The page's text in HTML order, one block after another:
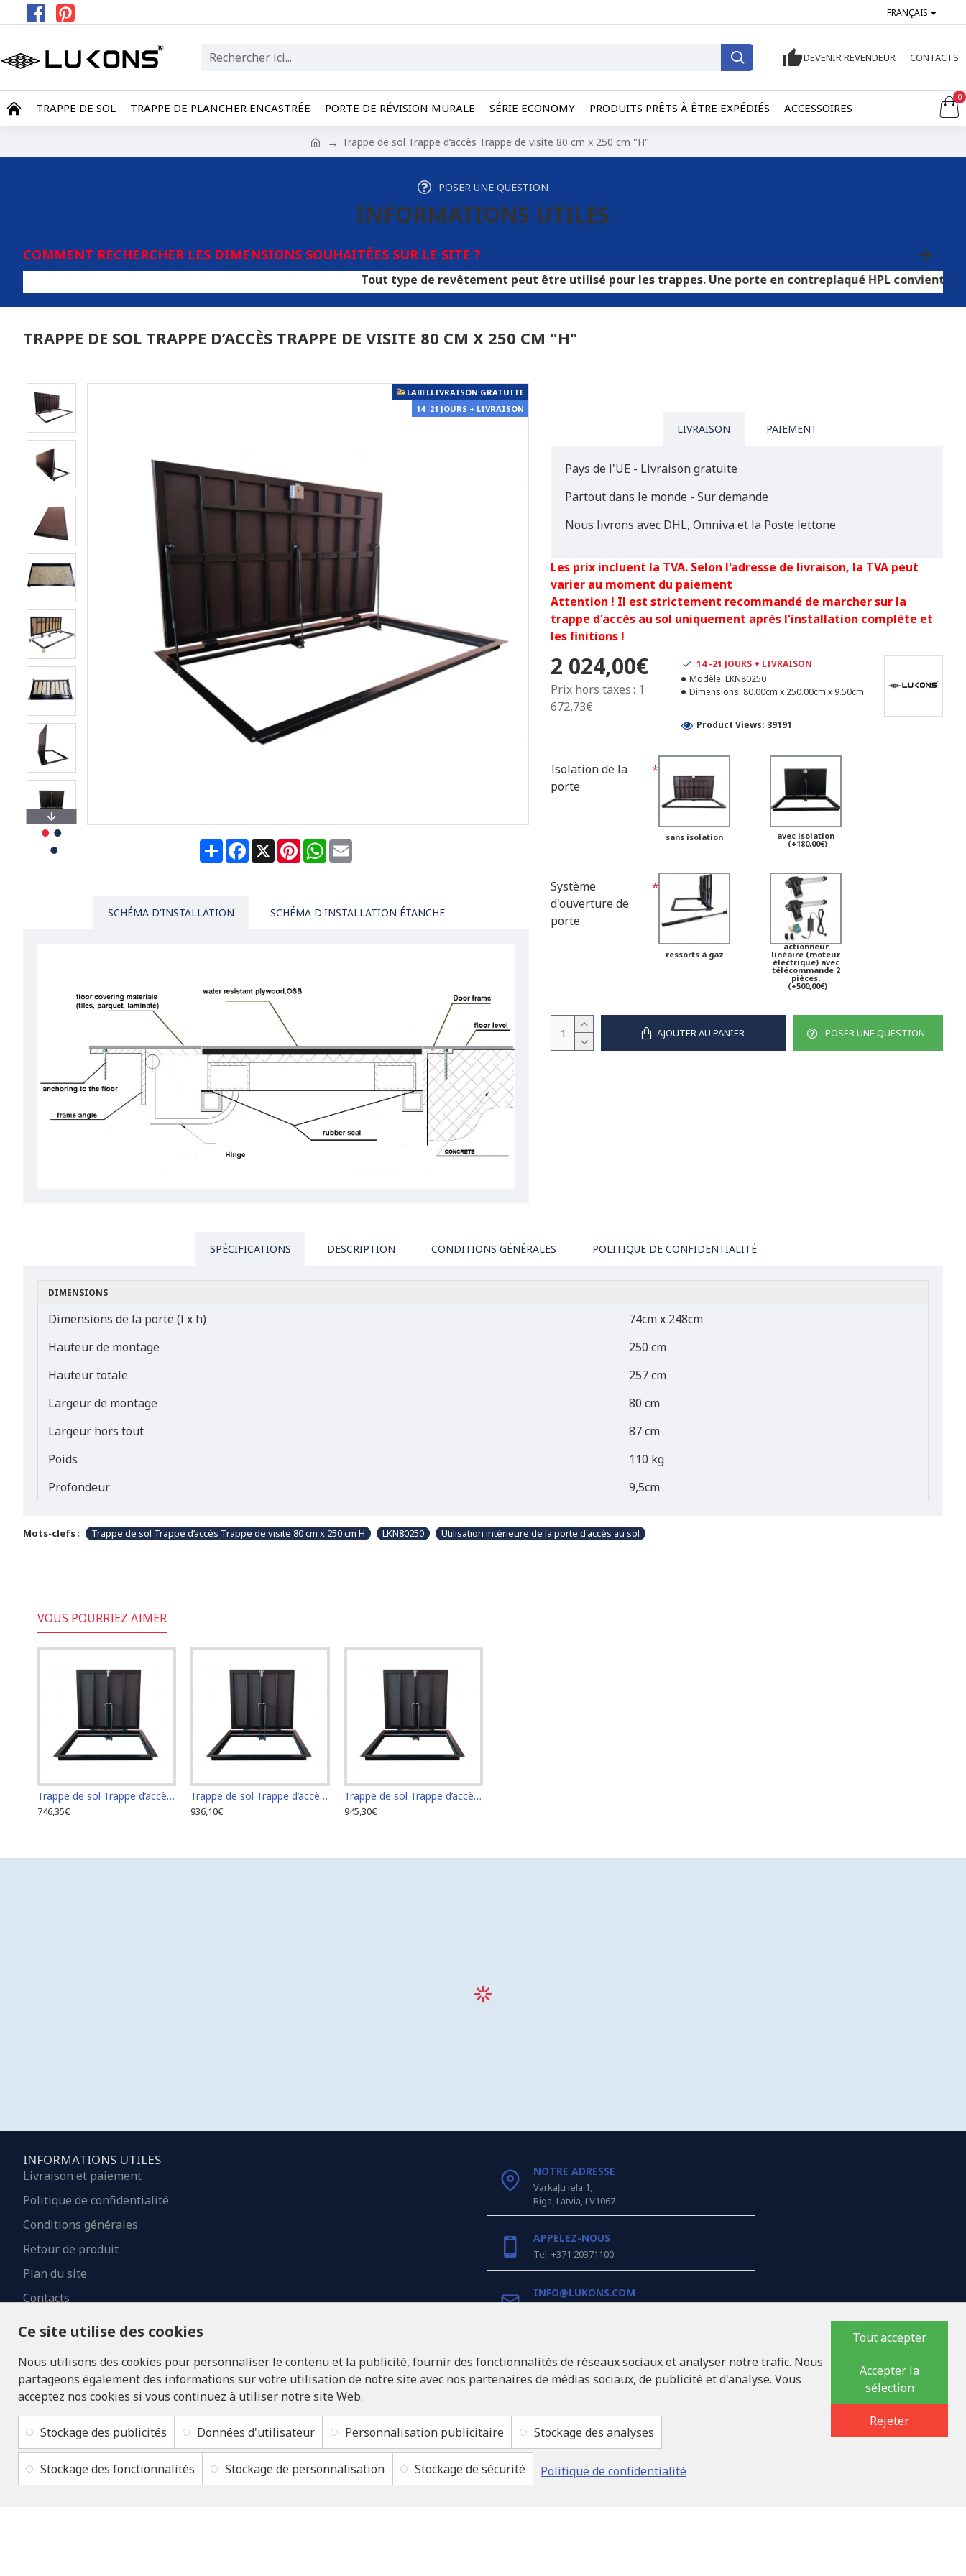
FRANÇAIS
DEVENIR REVENDEUR CONTACTS
TRAPPE DE SOL TRAPPE DE PLANCHER ENCASTRÉE PORTE DE RÉVISION MURALE SÉRIE ECONOMY PRODUITS PRÊTS À ÊTRE EXPÉDIÉS ACCESSOIRES
0
Trappe de sol Trappe d’accès Trappe de visite 80 cm x 250 cm "H"
POSER UNE QUESTION
INFORMATIONS UTILES
COMMENT RECHERCHER LES DIMENSIONS SOUHAITÉES SUR LE SITE ?
Tout type de revêtement peut être utilisé pour les trappes. Une porte en contreplaqué HPL convient aux sols
TRAPPE DE SOL TRAPPE D’ACCÈS TRAPPE DE VISITE 80 CM X 250 CM "H"
LABELLIVRAISON GRATUITE
14 -21 JOURS + LIVRAISON
ShareFacebook
X PinterestWhatsApp
Email
SCHÉMA D'INSTALLATION SCHÉMA D'INSTALLATION ÉTANCHE
LIVRAISON PAIEMENT
Pays de l'UE - Livraison gratuite
Partout dans le monde - Sur demande
Nous livrons avec DHL, Omniva et la Poste lettone
Les prix incluent la TVA. Selon l'adresse de livraison, la TVA peut
varier au moment du paiement
Attention ! Il est strictement recommandé de marcher sur la
trappe d'accès au sol uniquement après l'installation complète et
les finitions !
2 024,00€
Prix hors taxes : 1
672,73€
14 -21 JOURS + LIVRAISON
Modèle: LKN80250
Dimensions: 80.00cm x 250.00cm x 9.50cm
Product Views: 39191
Isolation de la
porte
sans isolation avec isolation
(+180,00€)
Système
d'ouverture de
porte
ressorts à gaz
actionneur
linéaire (moteur
électrique) avec
télécommande 2
pièces.
(+500,00€)
AJOUTER AU PANIER POSER UNE QUESTION
SPÉCIFICATIONS DESCRIPTION CONDITIONS GÉNÉRALES POLITIQUE DE CONFIDENTIALITÉ
DIMENSIONS
Dimensions de la porte (l x h)
74cm x 248cm
Hauteur de montage
250 cm
Hauteur totale
257 cm
Largeur de montage
80 cm
Largeur hors tout
87 cm
Poids
110 kg
Profondeur
9,5cm
Mots-clefs : Trappe de sol Trappe d’accès Trappe de visite 80 cm x 250 cm H LKN80250 Utilisation intérieure de la porte d'accès au sol
VOUS POURRIEZ AIMER
Trappe de sol Trappe d’accès Trappe de visite 60 cm x 60 cm
746,35€
Trappe de sol Trappe d’accès Trappe de visite 60 cm x 70 cm "H"
936,10€
Trappe de sol Trappe d’accès Trappe de visite 60 cm x 80 cm "H"
945,30€
INFORMATIONS UTILES
Livraison et paiement
Politique de confidentialité
Conditions générales
Retour de produit
Plan du site
Contacts
NOTRE ADRESSE
Varkaļu iela 1,
Riga, Latvia, LV1067
APPELEZ-NOUS
Tel: +371 20371100
INFO@LUKONS.COM
RITONE Sarl
Reg. Nr. 40103717618
Numéro de TVA LV40103717618
1046
Copyright © 2019 - 2026, lukons.com, Tous droits réservés
Ce site utilise des cookies
Nous utilisons des cookies pour personnaliser le contenu et la publicité, fournir des fonctionnalités de réseaux sociaux et analyser notre trafic. Nous
partageons également des informations sur votre utilisation de notre site avec nos partenaires de médias sociaux, de publicité et d'analyse. Vous
acceptez nos cookies si vous continuez à utiliser notre site Web.
Stockage des publicités Données d'utilisateur Personnalisation publicitaire Stockage des analyses
Stockage des fonctionnalités Stockage de personnalisation Stockage de sécurité Politique de confidentialité
Tout accepter
Accepter la
sélection
Rejeter